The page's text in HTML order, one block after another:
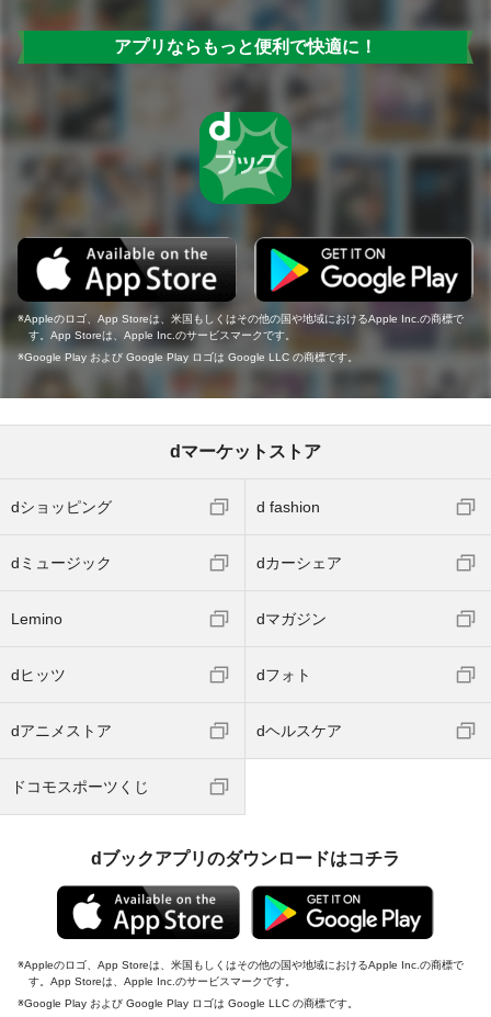
アプリならもっと便利で快適に！
Appleのロゴ、App Storeは、米国もしくはその他の国や地域におけるApple Inc.の商標で
す。App Storeは、Apple Inc.のサービスマークです。
Google Play および Google Play ロゴは Google LLC の商標です。
dマーケットストア
dショッピング d fashion
dミュージック dカーシェア
Lemino dマガジン
dヒッツ dフォト
dアニメストア dヘルスケア
ドコモスポーツくじ
dブックアプリのダウンロードはコチラ
Appleのロゴ、App Storeは、米国もしくはその他の国や地域におけるApple Inc.の商標で
す。App Storeは、Apple Inc.のサービスマークです。
Google Play および Google Play ロゴは Google LLC の商標です。